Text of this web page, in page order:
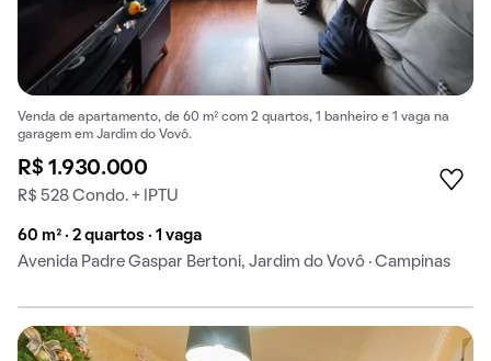
Venda de apartamento, de 60 m² com 2 quartos, 1 banheiro e 1 vaga na
garagem em Jardim do Vovô.
R$ 1.930.000
R$ 528 Condo. + IPTU
60 m² · 2 quartos · 1 vaga
Avenida Padre Gaspar Bertoni, Jardim do Vovô · Campinas